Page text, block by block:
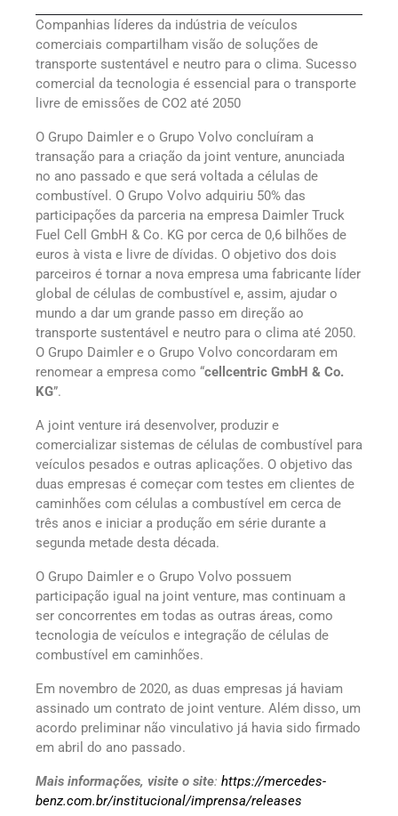
Companhias líderes da indústria de veículos
comerciais compartilham visão de soluções de
transporte sustentável e neutro para o clima. Sucesso
comercial da tecnologia é essencial para o transporte
livre de emissões de CO2 até 2050
O Grupo Daimler e o Grupo Volvo concluíram a
transação para a criação da joint venture, anunciada
no ano passado e que será voltada a células de
combustível. O Grupo Volvo adquiriu 50% das
participações da parceria na empresa Daimler Truck
Fuel Cell GmbH & Co. KG por cerca de 0,6 bilhões de
euros à vista e livre de dívidas. O objetivo dos dois
parceiros é tornar a nova empresa uma fabricante líder
global de células de combustível e, assim, ajudar o
mundo a dar um grande passo em direção ao
transporte sustentável e neutro para o clima até 2050.
O Grupo Daimler e o Grupo Volvo concordaram em
renomear a empresa como “cellcentric GmbH & Co.
KG”.
A joint venture irá desenvolver, produzir e
comercializar sistemas de células de combustível para
veículos pesados e outras aplicações. O objetivo das
duas empresas é começar com testes em clientes de
caminhões com células a combustível em cerca de
três anos e iniciar a produção em série durante a
segunda metade desta década.
O Grupo Daimler e o Grupo Volvo possuem
participação igual na joint venture, mas continuam a
ser concorrentes em todas as outras áreas, como
tecnologia de veículos e integração de células de
combustível em caminhões.
Em novembro de 2020, as duas empresas já haviam
assinado um contrato de joint venture. Além disso, um
acordo preliminar não vinculativo já havia sido firmado
em abril do ano passado.
Mais informações, visite o site: https://mercedes-
benz.com.br/institucional/imprensa/releases